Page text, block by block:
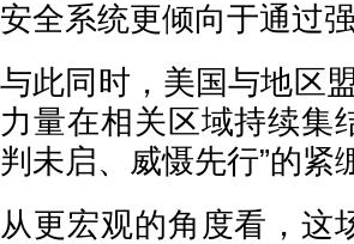
安全系统更倾向于通过
与此同时，美国与地区
力量在相关区域持续集
判未启、威慑先行”的紧
从更宏观的角度看，这